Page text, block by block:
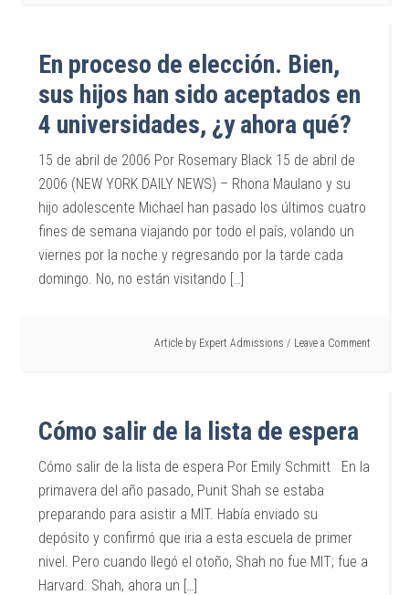
En proceso de elección. Bien,
sus hijos han sido aceptados en
4 universidades, ¿y ahora qué?
15 de abril de 2006 Por Rosemary Black 15 de abril de
2006 (NEW YORK DAILY NEWS) – Rhona Maulano y su
hijo adolescente Michael han pasado los últimos cuatro
fines de semana viajando por todo el país, volando un
viernes por la noche y regresando por la tarde cada
domingo. No, no están visitando […]
Article by Expert Admissions Leave a Comment
Cómo salir de la lista de espera
Cómo salir de la lista de espera Por Emily Schmitt En la
primavera del año pasado, Punit Shah se estaba
preparando para asistir a MIT. Había enviado su
depósito y confirmó que iria a esta escuela de primer
nivel. Pero cuando llegó el otoño, Shah no fue MIT; fue a
Harvard. Shah, ahora un […]